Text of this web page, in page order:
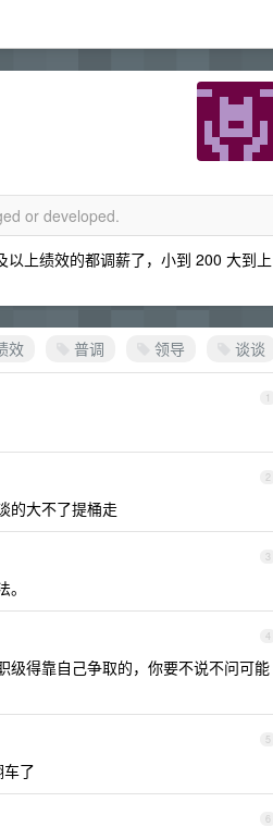
or developed.
上绩效的都调薪了，小到 200 大到上
效 普调 领导 谈谈
1
2
的大不了提桶走
3
4
级得靠自己争取的，你要不说不问可能
5
了
6